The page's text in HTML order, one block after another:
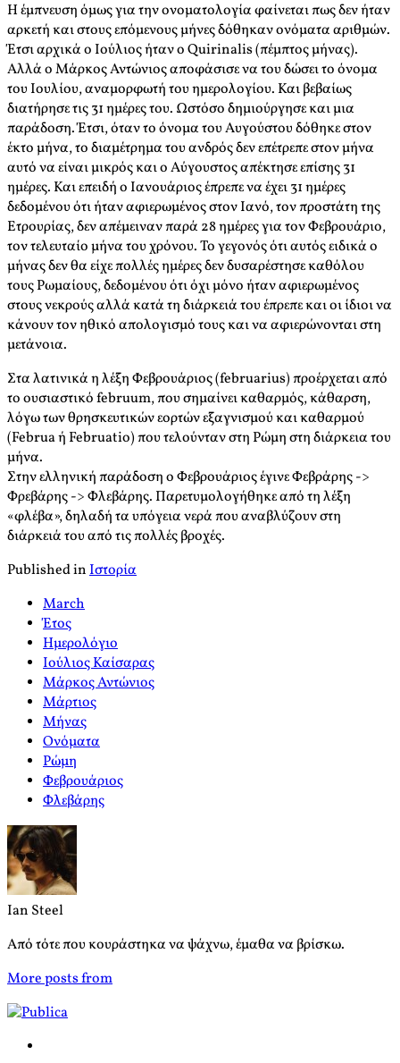
Η έμπνευση όμως για την ονοματολογία φαίνεται πως δεν ήταν
αρκετή και στους επόμενους μήνες δόθηκαν ονόματα αριθμών.
Έτσι αρχικά ο Ιούλιος ήταν ο Quirinalis (πέμπτος μήνας).
Αλλά ο Μάρκος Αντώνιος αποφάσισε να του δώσει το όνομα
του Ιουλίου, αναμορφωτή του ημερολογίου. Και βεβαίως
διατήρησε τις 31 ημέρες του. Ωστόσο δημιούργησε και μια
παράδοση. Έτσι, όταν το όνομα του Αυγούστου δόθηκε στον
έκτο μήνα, το διαμέτρημα του ανδρός δεν επέτρεπε στον μήνα
αυτό να είναι μικρός και ο Αύγουστος απέκτησε επίσης 31
ημέρες. Και επειδή ο Ιανουάριος έπρεπε να έχει 31 ημέρες
δεδομένου ότι ήταν αφιερωμένος στον Ιανό, τον προστάτη της
Ετρουρίας, δεν απέμειναν παρά 28 ημέρες για τον Φεβρουάριο,
τον τελευταίο μήνα του χρόνου. Το γεγονός ότι αυτός ειδικά ο
μήνας δεν θα είχε πολλές ημέρες δεν δυσαρέστησε καθόλου
τους Ρωμαίους, δεδομένου ότι όχι μόνο ήταν αφιερωμένος
στους νεκρούς αλλά κατά τη διάρκειά του έπρεπε και οι ίδιοι να
κάνουν τον ηθικό απολογισμό τους και να αφιερώνονται στη
μετάνοια.
Στα λατινικά η λέξη Φεβρουάριος (februarius) προέρχεται από
το ουσιαστικό februum, που σημαίνει καθαρμός, κάθαρση,
λόγω των θρησκευτικών εορτών εξαγνισμού και καθαρμού
(Februa ή Februatio) που τελούνταν στη Ρώμη στη διάρκεια του
μήνα.
Στην ελληνική παράδοση ο Φεβρουάριος έγινε Φεβράρης ->
Φρεβάρης -> Φλεβάρης. Παρετυμολογήθηκε από τη λέξη
«φλέβα», δηλαδή τα υπόγεια νερά που αναβλύζουν στη
διάρκειά του από τις πολλές βροχές.
Published inΙστορία
March
Έτος
Ημερολόγιο
Ιούλιος Καίσαρας
Μάρκος Αντώνιος
Μάρτιος
Μήνας
Ονόματα
Ρώμη
Φεβρουάριος
Φλεβάρης
Ian Steel
Από τότε που κουράστηκα να ψάχνω, έμαθα να βρίσκω.
More posts from